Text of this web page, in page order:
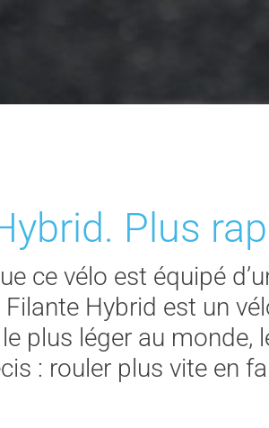
Plus
ce vélo est équipé
Filante Hybrid est un
plus léger au
: rouler plus vite en